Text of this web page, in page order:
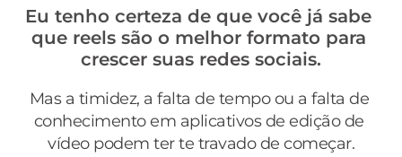
Eu tenho certeza de que você já sabe
que reels são o melhor formato para
crescer suas redes sociais.
Mas a timidez, a falta de tempo ou a falta de
conhecimento em aplicativos de edição de
vídeo podem ter te travado de começar.